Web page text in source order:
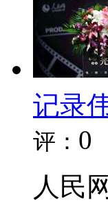
记录
评： 0
人民